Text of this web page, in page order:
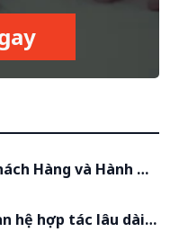
Hàng và Hành
2025
hệ hợp tác lâu dài: